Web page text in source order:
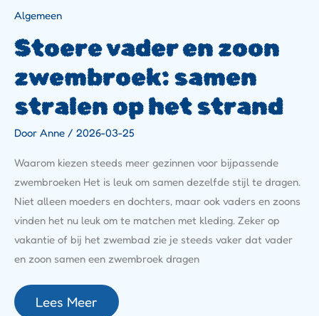
Algemeen
Stoere vader en zoon
zwembroek: samen
stralen op het strand
Door Anne / 2026-03-25
Waarom kiezen steeds meer gezinnen voor bijpassende
zwembroeken Het is leuk om samen dezelfde stijl te dragen.
Niet alleen moeders en dochters, maar ook vaders en zoons
vinden het nu leuk om te matchen met kleding. Zeker op
vakantie of bij het zwembad zie je steeds vaker dat vader
en zoon samen een zwembroek dragen
Lees Meer